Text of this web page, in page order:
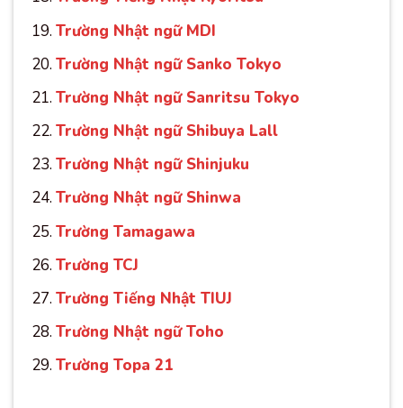
Trường Nhật ngữ MDI
Trường Nhật ngữ Sanko Tokyo
Trường Nhật ngữ Sanritsu Tokyo
Trường Nhật ngữ Shibuya Lall
Trường Nhật ngữ Shinjuku
Trường Nhật ngữ Shinwa
Trường Tamagawa
Trường TCJ
Trường Tiếng Nhật TIUJ
Trường Nhật ngữ Toho
Trường Topa 21